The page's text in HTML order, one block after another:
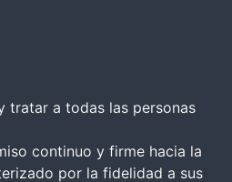
tratar a todas las personas
continuo y firme hacia la
por la fidelidad a sus